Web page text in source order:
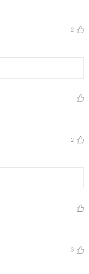
2
2
3